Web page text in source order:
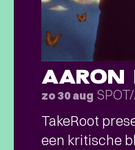
AARON
zo 30 aug
TakeRoot
een kritische